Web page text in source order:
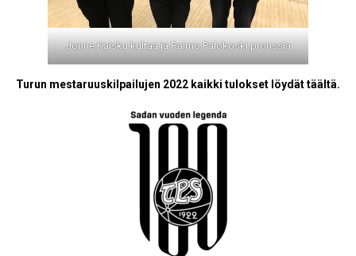
Jonne Kaisku kultaa ja Raimo Palokoski pronssia
Turun mestaruuskilpailujen 2022 kaikki tulokset löydät täältä.